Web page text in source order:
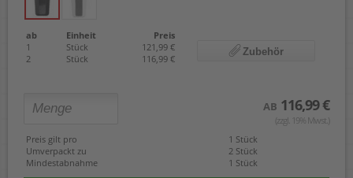
ab Einheit
Preis
1
Stück
121,99 €
2
Stück 116,99 €
Zubehör
AB 116,99 €
(zzgl. 19% Mwst.)
Preis gilt pro
1 Stück
Umverpackt zu
2 Stück
Mindestabnahme
1 Stück